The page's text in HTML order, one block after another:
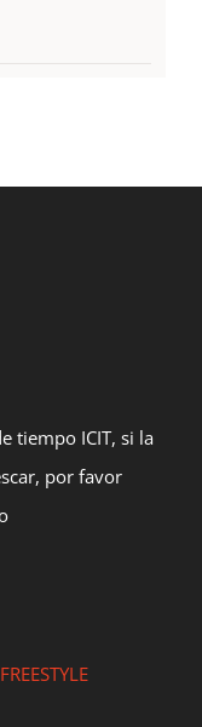
tiempo ICIT, si la
por favor